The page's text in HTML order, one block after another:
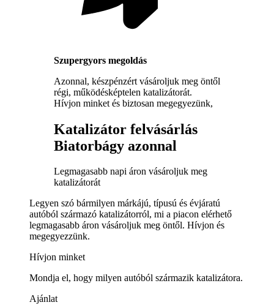
Szupergyors megoldás
Azonnal, készpénzért vásároljuk meg öntől
régi, működésképtelen katalizátorát.
Hívjon minket és biztosan megegyezünk,
Katalizátor felvásárlás
Biatorbágy azonnal
Legmagasabb napi áron vásároljuk meg
katalizátorát
Legyen szó bármilyen márkájú, típusú és évjáratú
autóból származó katalizátorról, mi a piacon elérhető
legmagasabb áron vásároljuk meg öntől. Hívjon és
megegyezzünk.
Hívjon minket
Mondja el, hogy milyen autóból származik katalizátora.
Ajánlat